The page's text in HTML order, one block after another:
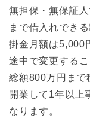
無担保・無保証
まで借入れできる
掛金月額は5,000
途中で変更するこ
総額800万円まで
開業して1年以上
なります。